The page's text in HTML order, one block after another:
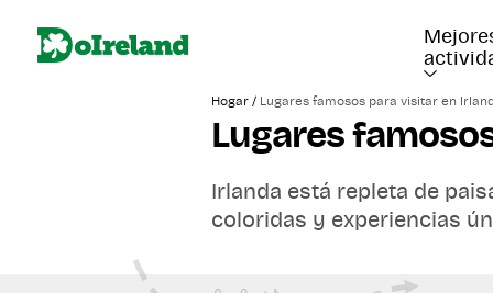
Hogar / Lugares famosos para visitar en
Lugares
Irlanda está repleta de
coloridas y experiencias
inolvidables para visitar